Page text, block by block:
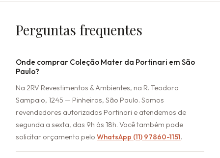
Perguntas frequentes
Onde comprar Coleção Mater da Portinari em São
Paulo?
Na 2RV Revestimentos & Ambientes, na R. Teodoro
Sampaio, 1245 — Pinheiros, São Paulo. Somos
revendedores autorizados Portinari e atendemos de
segunda a sexta, das 9h às 18h. Você também pode
solicitar orçamento pelo WhatsApp (11) 97860-1151.